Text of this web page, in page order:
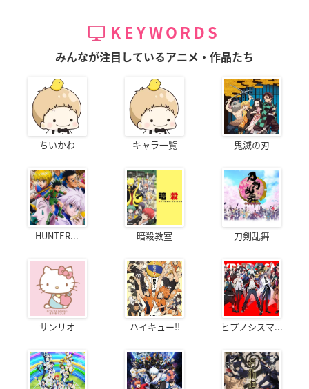
KEYWORDS
みんなが注目しているアニメ・作品たち
ちいかわ キャラ一覧 鬼滅の刃
HUNTER... 暗殺教室 刀剣乱舞
サンリオ ハイキュー!! ヒプノシスマ...